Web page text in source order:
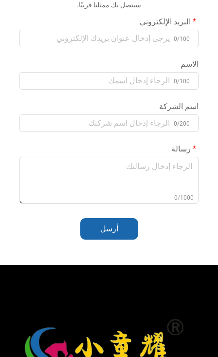
سيتصل بك ممثلنا قريبًا.
البريد الإلكتروني
0/100
الاسم
0/100
اسم الشركة
0/200
رسالة
0/1000
أرسل